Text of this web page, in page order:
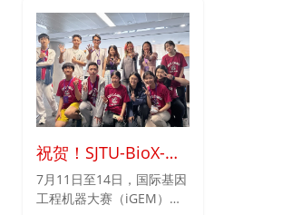
50人，以及长三角遗传咨
询诊疗网络秘书长秦胜营教
授等领导专家参加，本次揭
牌仪式由副院长蔡伟主持。
术专题设置丰富，各位专家
充分展示了生物物理领域最
新的研究成果、最前沿的学
科动态和发展方向。我院陆
青副教授受邀出席，并作题
为“Decoding Hearing
Loss Variants by
Incorporating Phase
Separation via Machine
Learning”的学术报告，与
现场同仁们展开了热烈的交
祝贺！SJTU-BioX-
Shanghai团队在
iGEM第十一届中国
7月11日至14日，国际基因
工程机器大赛（iGEM）第